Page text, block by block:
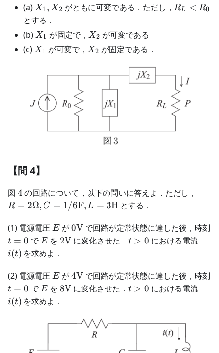
(a) X_1,X_2
X1 , X2 がともに可変である．ただし，R_L
RL < R0
とする．
(b) X_1
X1 が固定で， X_2
X2 が可変である．
(c) X_1
X1 が可変で， X_2
X2 が固定である．
【問 4】
図 4
4 の回路について，以下の問いに答えよ．ただし，
=
R = 2Ω, C = 1/6F, L = 3H とする．
(1) 電源電圧 E
E が0\text{V}
0V で回路が定常状態に達した後，時刻
t
=
t = 0 で E
Eを 2\text{V}
2Vに変化させた． t
t > 0 における電流
i(t) を求めよ．
(2) 電源電圧 E
E が4\text{V}
4V で回路が定常状態に達した後，時刻
t
=
t = 0 で E
Eを 8\text{V}
8Vに変化させた． t
t > 0 における電流
i(t) を求めよ．